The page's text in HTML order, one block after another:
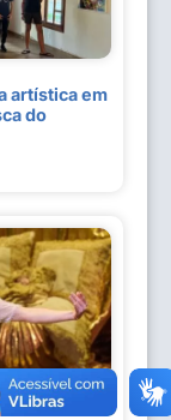
artística em
do